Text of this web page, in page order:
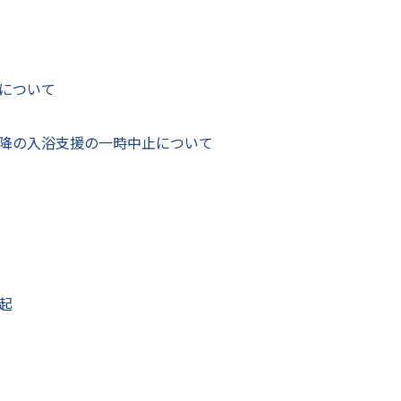
ついて
の入浴支援の一時中止について
り、次の3点が変更となりますのでお知らせします。
設（令和4年8月20日施行）
、
は電磁的方法による決議
または電磁的方法による決議を行うことについて反対が一
ます。）
ついて、
確認できた場合には
員が賛成でなければ可決することはできません。一人でも
ます。）